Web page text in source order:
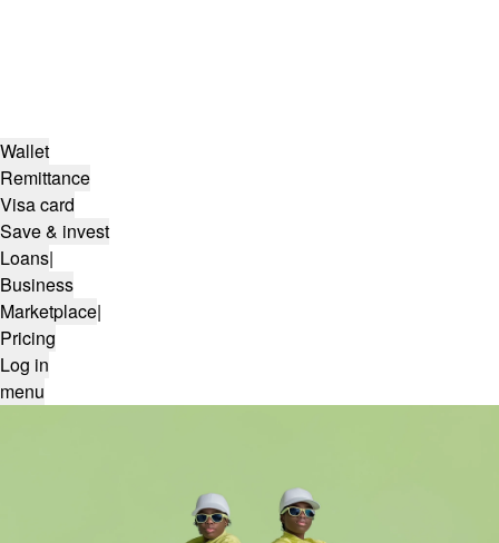
Wallet
Remittance
Visa card
Save & invest
Loans|
Business
Marketplace|
Pricing
Log in
menu